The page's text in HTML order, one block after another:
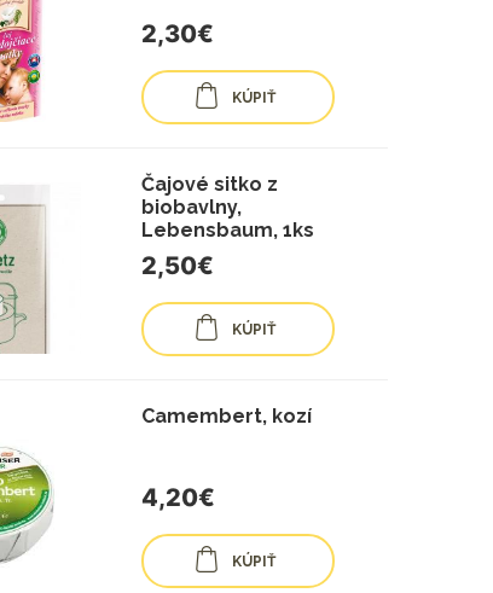
2,30€
KÚPIŤ
Čajové sitko z
biobavlny,
Lebensbaum, 1ks
2,50€
KÚPIŤ
Camembert, kozí
4,20€
KÚPIŤ